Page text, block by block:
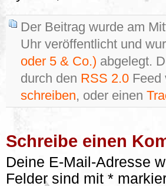
Der Beitrag wurde am
Uhr veröffentlicht und
oder 5 & Co.) abgelegt.
durch den RSS 2.0 Feed
schreiben, oder einen
Schreibe einen
Deine E-Mail-Adresse
Felder sind mit *